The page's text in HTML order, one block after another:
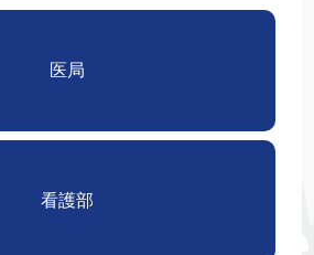
医局
看護部